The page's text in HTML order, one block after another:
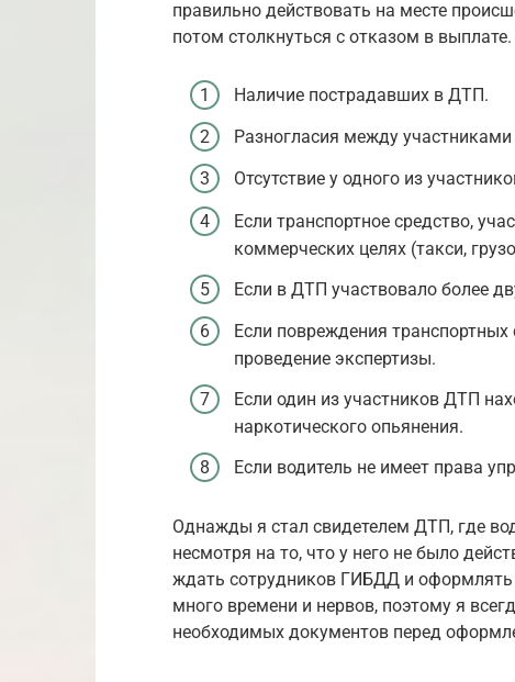
правильно действовать на месте
потом столкнуться с отказом в выплате.
Наличие пострадавших в ДТП.
Разногласия между
Отсутствие у одного из
Если транспортное средство,
коммерческих целях (такси,
Если в ДТП участвовало более
Если повреждения транспортных
проведение экспертизы.
Если один из участников ДТП
наркотического опьянения.
Если водитель не имеет права
Однажды я стал свидетелем ДТП, где
несмотря на то, что у него не было
ждать сотрудников ГИБДД и оформлять
много времени и нервов, поэтому я
необходимых документов перед